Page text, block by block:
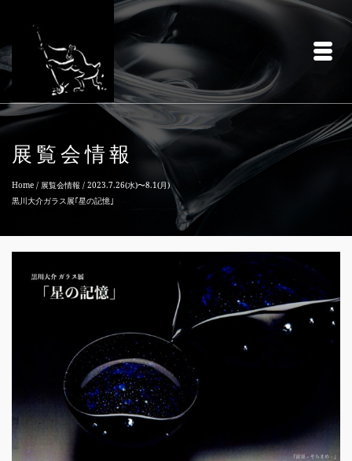
展覧会情報
Home / 展覧会情報 / 2023.7.26(水)〜8.1(月)
黒川大介ガラス展｢星の記憶｣